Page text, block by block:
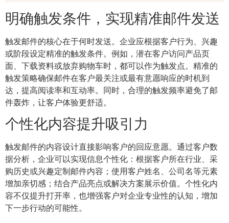
明确触发条件，实现精准邮件发送
触发邮件的核心在于何时发送。企业应根据客户行为、兴趣
或阶段设定精准的触发条件。例如，潜在客户访问产品页
面、下载资料或放弃购物车时，都可以作为触发点。精准的
触发策略确保邮件在客户最关注或最有意愿响应的时机到
达，提高阅读率和互动率。同时，合理的触发频率避免了邮
件轰炸，让客户体验更舒适。
个性化内容提升吸引力
触发邮件的内容设计直接影响客户的回应意愿。通过客户数
据分析，企业可以实现信息个性化：根据客户所在行业、采
购历史或兴趣定制邮件内容；使用客户姓名、公司名等元素
增加亲切感；结合产品亮点或解决方案展示价值。个性化内
容不仅提升打开率，也增强客户对企业专业性的认知，增加
下一步行动的可能性。